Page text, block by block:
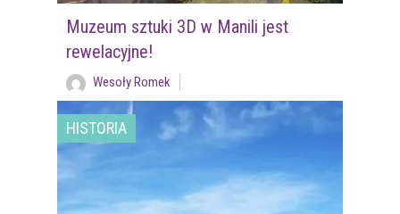
Muzeum sztuki 3D w Manili jest
rewelacyjne!
Wesoły Romek
HISTORIA